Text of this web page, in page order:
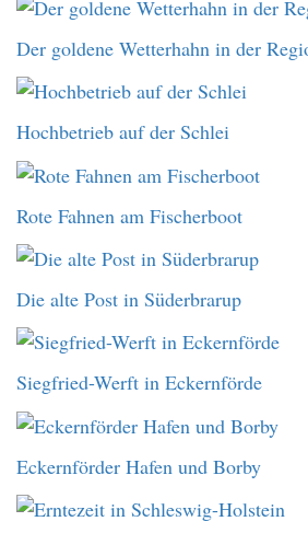
Der goldene Wetterhahn in der
Hochbetrieb auf der Schlei
Rote Fahnen am Fischerboot
Die alte Post in Süderbrarup
Siegfried-Werft in Eckernförde
Eckernförder Hafen und Borby